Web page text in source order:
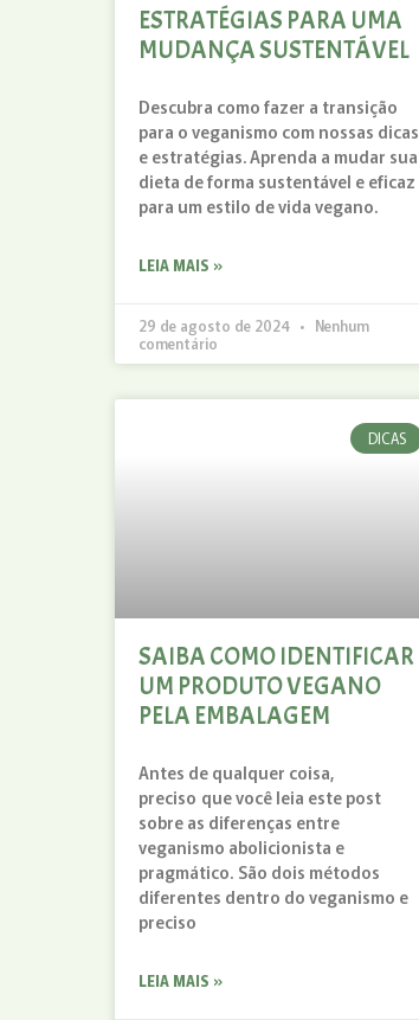
ESTRATÉGIAS PARA UMA
MUDANÇA SUSTENTÁVEL
Descubra como fazer a transição
para o veganismo com nossas dicas
e estratégias. Aprenda a mudar sua
dieta de forma sustentável e eficaz
para um estilo de vida vegano.
LEIA MAIS »
29 de agosto de 2024
Nenhum
comentário
DICAS
SAIBA COMO IDENTIFICAR
UM PRODUTO VEGANO
PELA EMBALAGEM
Antes de qualquer coisa,
preciso que você leia este post
sobre as diferenças entre
veganismo abolicionista e
pragmático. São dois métodos
diferentes dentro do veganismo e
preciso
LEIA MAIS »